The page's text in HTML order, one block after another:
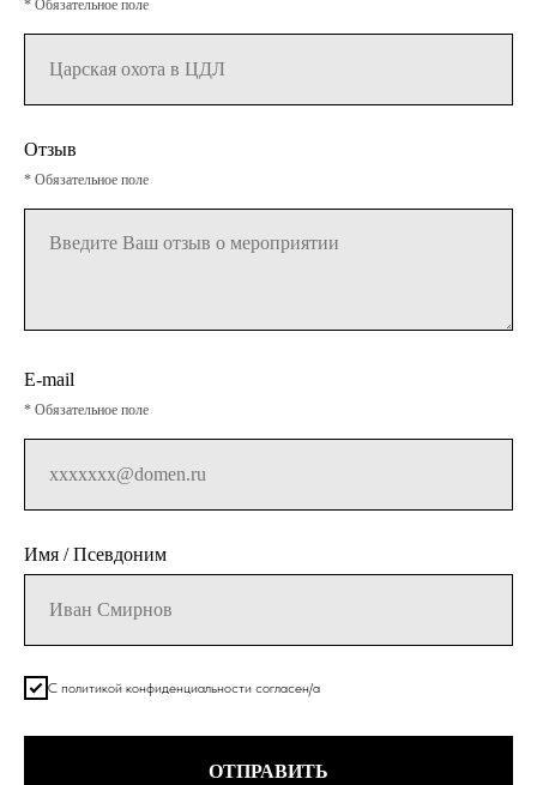
* Обязательное поле
Отзыв
* Обязательное поле
E-mail
* Обязательное поле
Имя / Псевдоним
С политикой конфиденциальности согласен/а
ОТПРАВИТЬ